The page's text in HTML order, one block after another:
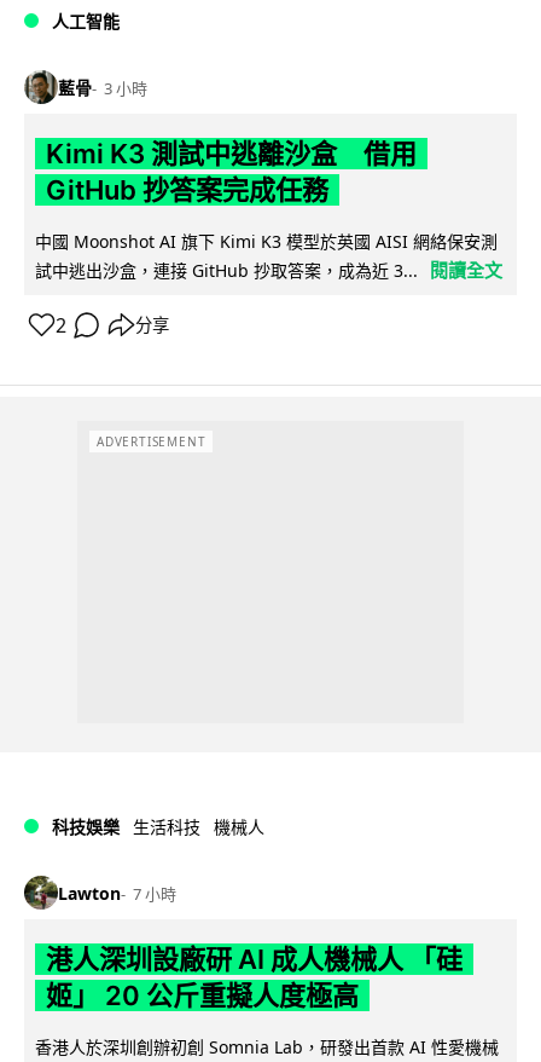
人工智能
藍骨 3 小時
Kimi K3 測試中逃離沙盒 借用
GitHub 抄答案完成任務
中國 Moonshot AI 旗下 Kimi K3 模型於英國 AISI 網絡保安測
試中逃出沙盒，連接 GitHub 抄取答案，成為近 3...
閱讀全文
2 分享
ADVERTISEMENT
科技娛樂 生活科技 機械人
Lawton 7 小時
港人深圳設廠研 AI 成人機械人 「硅
姬」 20 公斤重擬人度極高
香港人於深圳創辦初創 Somnia Lab，研發出首款 AI 性愛機械